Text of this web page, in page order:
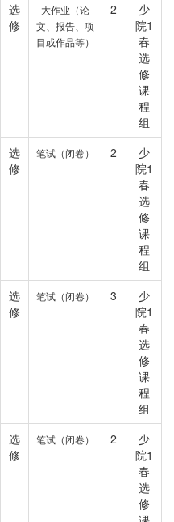
选
修
大作业（论
文、报告、项
目或作品等）
2
少
院1
春
选
修
课
程
组
选
修
笔试（闭卷） 2
少
院1
春
选
修
课
程
组
选
修
笔试（闭卷） 3
少
院1
春
选
修
课
程
组
选
修
笔试（闭卷） 2
少
院1
春
选
修